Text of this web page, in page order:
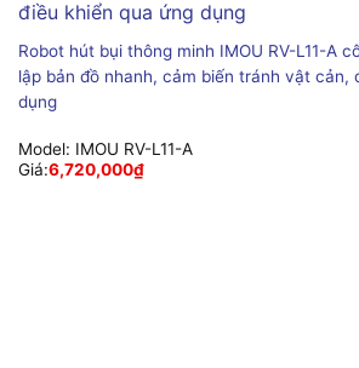
Robot hút bụi thông minh IMOU RV-L11-A
lập bản đồ nhanh, cảm biến tránh vật cản,
dụng
Model: IMOU RV-L11-A
Giá:6,720,000₫